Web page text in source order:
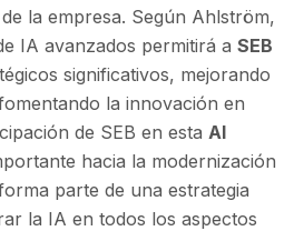
la empresa. Según Ahlström,
IA avanzados permitirá a SEB
significativos, mejorando
la innovación en
de SEB en esta AI
hacia la modernización
parte de una estrategia
la IA en todos los aspectos